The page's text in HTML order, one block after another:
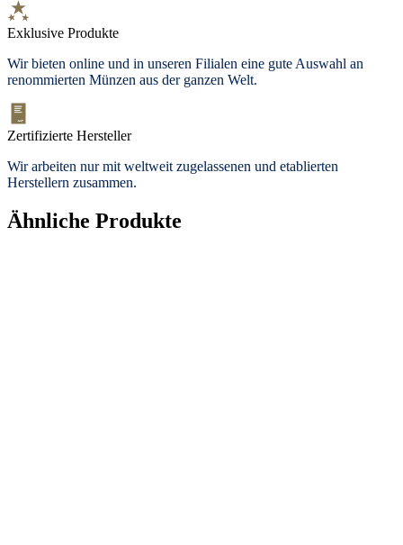
Exklusive Produkte
Wir bieten online und in unseren Filialen eine gute Auswahl an
renommierten Münzen aus der ganzen Welt.
Zertifizierte Hersteller
Wir arbeiten nur mit weltweit zugelassenen und etablierten
Herstellern zusammen.
Ähnliche Produkte